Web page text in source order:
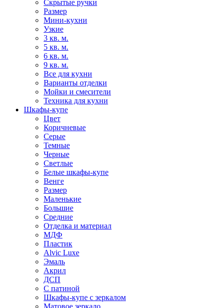
Скрытые ручки
Размер
Мини-кухни
Узкие
3 кв. м.
5 кв. м.
6 кв. м.
9 кв. м.
Все для кухни
Варианты отделки
Мойки и смесители
Техника для кухни
Шкафы-купе
Цвет
Коричневые
Серые
Темные
Черные
Светлые
Белые шкафы-купе
Венге
Размер
Маленькие
Большие
Средние
Отделка и материал
МДФ
Пластик
Alvic Luxe
Эмаль
Акрил
ДСП
С патиной
Шкафы-купе с зеркалом
Матовое зеркало